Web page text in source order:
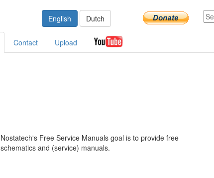
English Dutch
Contact Upload
Nostatech's Free Service Manuals goal is to provide free
schematics and (service) manuals.